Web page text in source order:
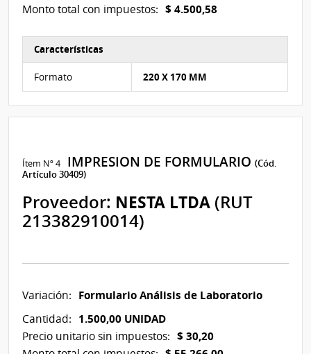
Monto total con impuestos: $ 4.500,58
Características
Formato 220 X 170 MM
Ítem Nº 4 IMPRESION DE FORMULARIO(Cód.
Artículo 30409)
Proveedor: NESTA LTDA (RUT
213382910014)
Variación: Formulario Análisis de Laboratorio
Cantidad: 1.500,00 UNIDAD
Precio unitario sin impuestos: $ 30,20